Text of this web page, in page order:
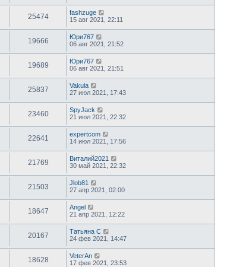
25474
fashzuge
15 авг 2021, 22:11
19666
Юри767
06 авг 2021, 21:52
19689
Юри767
06 авг 2021, 21:51
25837
Vakula
27 июл 2021, 17:43
23460
SpyJack
21 июл 2021, 22:32
22641
expertcom
14 июл 2021, 17:56
21769
Виталий2021
30 май 2021, 22:32
21503
Jlob81
27 апр 2021, 02:00
18647
Angel
21 апр 2021, 12:22
20167
Татьяна С
24 фев 2021, 14:47
18628
VeterAn
17 фев 2021, 23:53